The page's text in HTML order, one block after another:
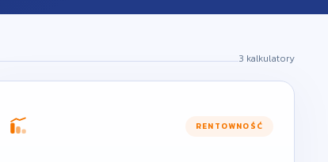
3 kalkulatory
RENTOWNOŚĆ